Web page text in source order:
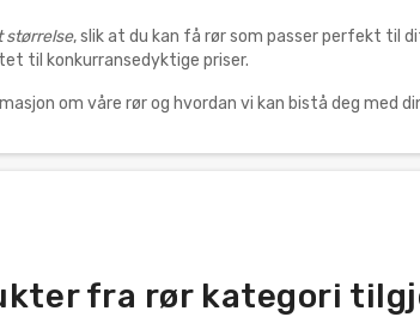
størrelse, slik at du kan få rør som passer perfekt til
til konkurransedyktige priser.
om våre rør og hvordan vi kan bistå deg med
fra rør kategori